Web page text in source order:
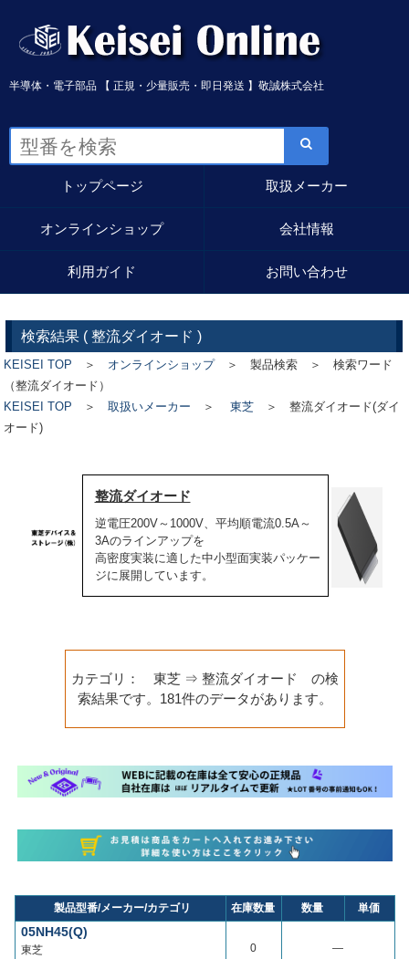
半導体・電子部品 【 正規・少量販売・即日発送 】敬誠株式会社
トップページ 取扱メーカー
オンラインショップ 会社情報
利用ガイド お問い合わせ
検索結果 (整流ダイオード )
KEISEI TOP ＞ オンラインショップ＞ 製品検索 ＞ 検索ワード
（整流ダイオード）
KEISEI TOP ＞取扱いメーカー ＞東芝 ＞整流ダイオード(ダイ
オード)
整流ダイオード
逆電圧200V～1000V、平均順電流0.5A～
3Aのラインアップを
高密度実装に適した中小型面実装パッケー
ジに展開しています。
カテゴリ： 東芝 ⇒ 整流ダイオード の検
索結果です。181件のデータがあります。
製品型番/メーカー/カテゴリ 在庫数量 数量 単価
05NH45(Q)
東芝
0 ―